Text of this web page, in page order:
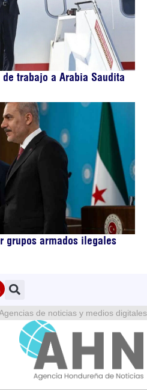
trabajo a Arabia Saudita
grupos armados ilegales
de noticias y medios digitales